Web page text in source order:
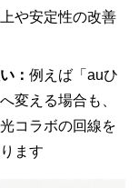
や安定性の改善
： 例えば「auひ
変える場合も、
コラボの回線を
ます